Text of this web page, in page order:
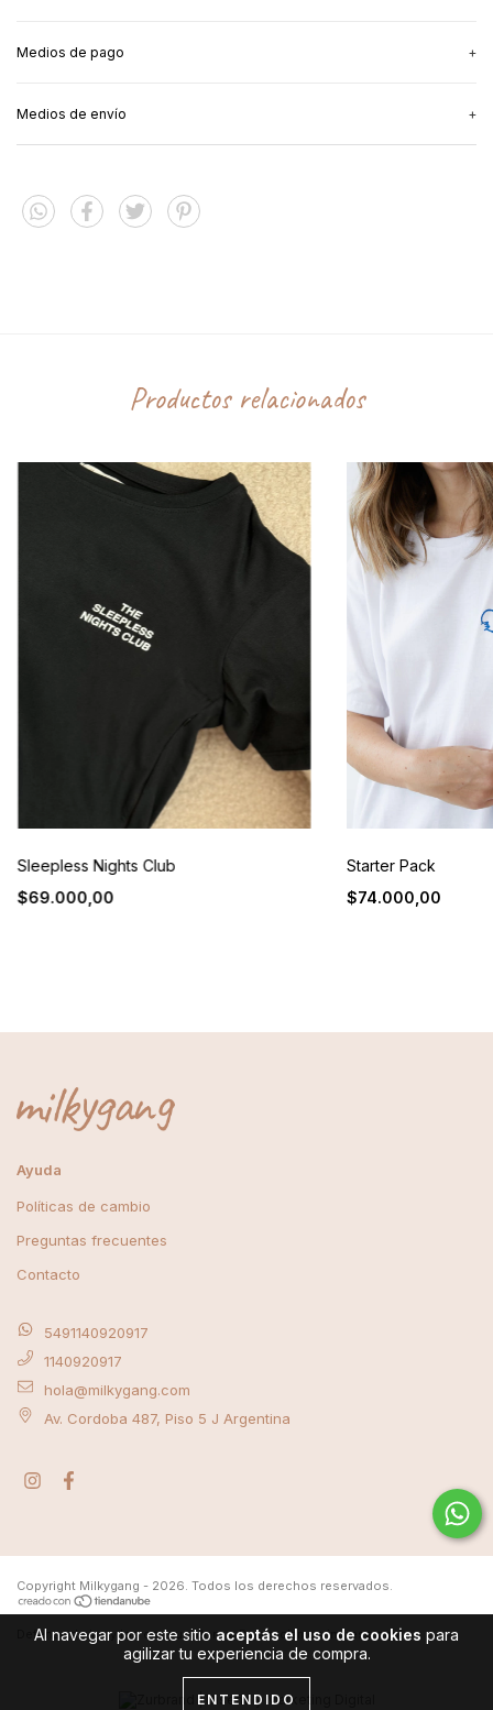
Al navegar por este sitio aceptás el uso de cookies para
agilizar tu experiencia de compra.
ENTENDIDO
El outfit matchy que mamá y papá estaban esperando.
We ride together.
Corte oversize hombre
Medios de pago
Medios de envío
Medios de envío
Productos relacionados
Sleepless Nights Club
$69.000,00
Starter Pack
$74.000,00
Ayuda
Políticas de cambio
Preguntas frecuentes
Contacto
5491140920917
1140920917
hola@milkygang.com
Av. Cordoba 487, Piso 5 J Argentina
Copyright Milkygang - 2026. Todos los derechos reservados.
Defensa de las y los consumidores. Para reclamosingrese aquí